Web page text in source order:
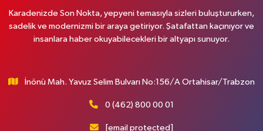
Karadenizde Son Nokta, yepyeni temasıyla sizleri buluştururken,
sadelik ve modernizmi bir araya getiriyor. Şatafattan kaçınıyor ve
insanlara haber okuyabilecekleri bir altyapı sunuyor.
İnönü Mah. Yavuz Selim Bulvarı No:156/A Ortahisar/Trabzon
0 (462) 800 00 01
[email protected]